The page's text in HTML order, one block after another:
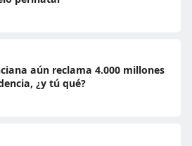
aún reclama 4.000 millones
¿y tú qué?